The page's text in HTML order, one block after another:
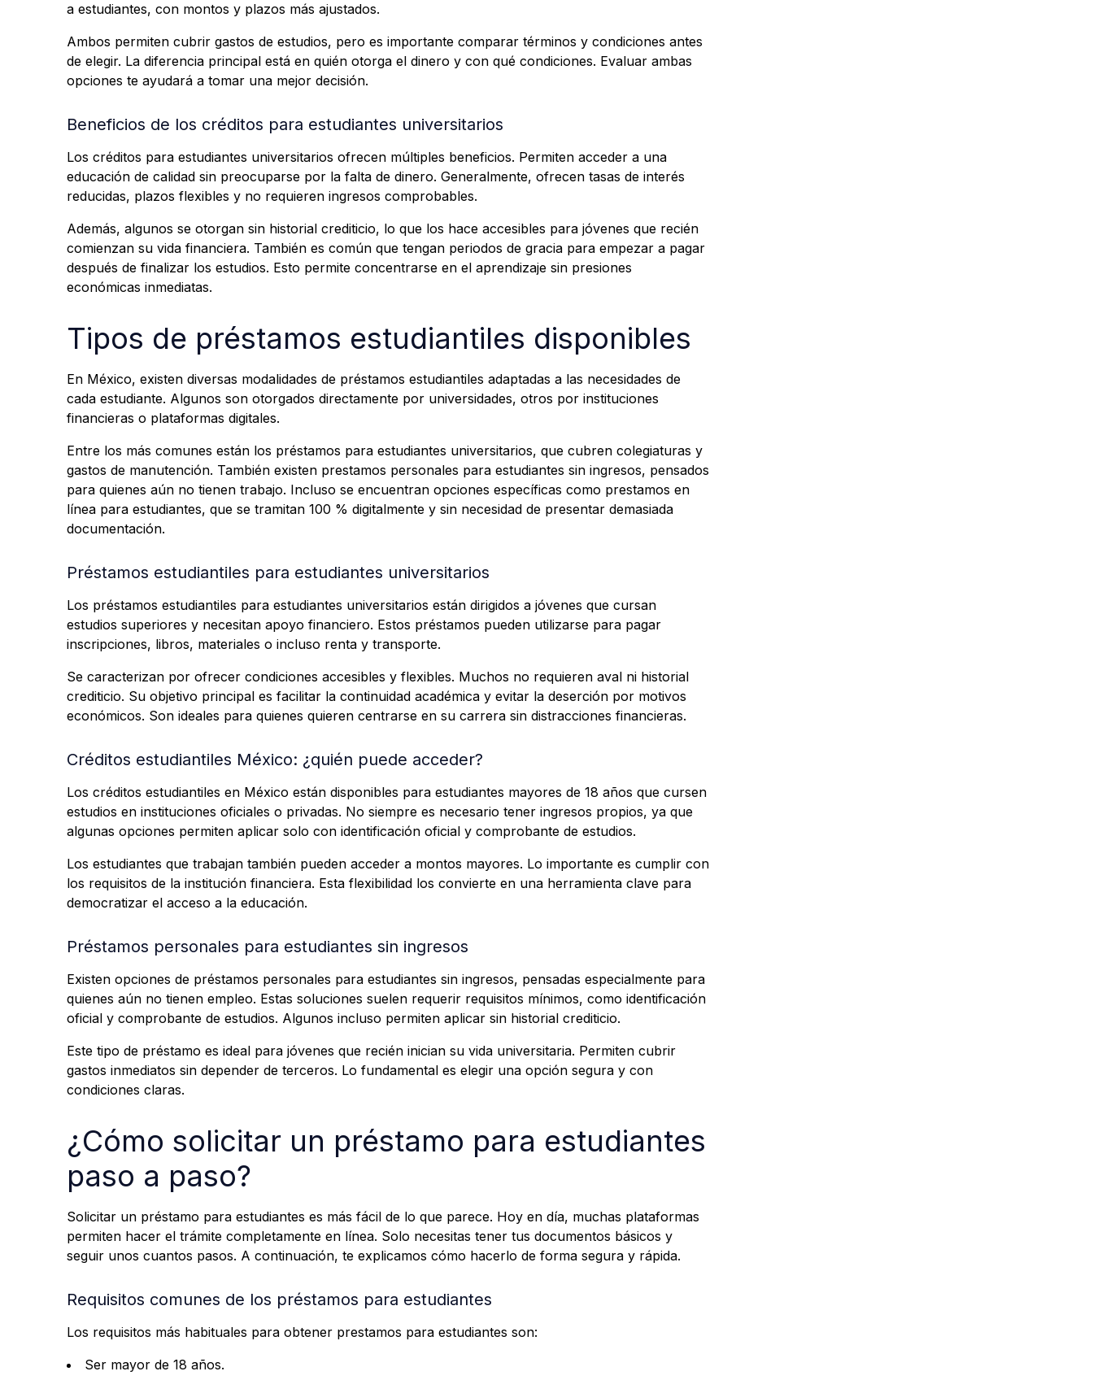
a estudiantes, con montos y plazos más ajustados.
Ambos permiten cubrir gastos de estudios, pero es importante comparar términos y condiciones antes
de elegir. La diferencia principal está en quién otorga el dinero y con qué condiciones. Evaluar ambas
opciones te ayudará a tomar una mejor decisión.
Beneficios de los créditos para estudiantes universitarios
Los créditos para estudiantes universitarios ofrecen múltiples beneficios. Permiten acceder a una
educación de calidad sin preocuparse por la falta de dinero. Generalmente, ofrecen tasas de interés
reducidas, plazos flexibles y no requieren ingresos comprobables.
Además, algunos se otorgan sin historial crediticio, lo que los hace accesibles para jóvenes que recién
comienzan su vida financiera. También es común que tengan periodos de gracia para empezar a pagar
después de finalizar los estudios. Esto permite concentrarse en el aprendizaje sin presiones
económicas inmediatas.
Tipos de préstamos estudiantiles disponibles
En México, existen diversas modalidades de préstamos estudiantiles adaptadas a las necesidades de
cada estudiante. Algunos son otorgados directamente por universidades, otros por instituciones
financieras o plataformas digitales.
Entre los más comunes están los préstamos para estudiantes universitarios, que cubren colegiaturas y
gastos de manutención. También existen prestamos personales para estudiantes sin ingresos, pensados
para quienes aún no tienen trabajo. Incluso se encuentran opciones específicas como prestamos en
línea para estudiantes, que se tramitan 100 % digitalmente y sin necesidad de presentar demasiada
documentación.
Préstamos estudiantiles para estudiantes universitarios
Los préstamos estudiantiles para estudiantes universitarios están dirigidos a jóvenes que cursan
estudios superiores y necesitan apoyo financiero. Estos préstamos pueden utilizarse para pagar
inscripciones, libros, materiales o incluso renta y transporte.
Se caracterizan por ofrecer condiciones accesibles y flexibles. Muchos no requieren aval ni historial
crediticio. Su objetivo principal es facilitar la continuidad académica y evitar la deserción por motivos
económicos. Son ideales para quienes quieren centrarse en su carrera sin distracciones financieras.
Créditos estudiantiles México: ¿quién puede acceder?
Los créditos estudiantiles en México están disponibles para estudiantes mayores de 18 años que cursen
estudios en instituciones oficiales o privadas. No siempre es necesario tener ingresos propios, ya que
algunas opciones permiten aplicar solo con identificación oficial y comprobante de estudios.
Los estudiantes que trabajan también pueden acceder a montos mayores. Lo importante es cumplir con
los requisitos de la institución financiera. Esta flexibilidad los convierte en una herramienta clave para
democratizar el acceso a la educación.
Préstamos personales para estudiantes sin ingresos
Existen opciones de préstamos personales para estudiantes sin ingresos, pensadas especialmente para
quienes aún no tienen empleo. Estas soluciones suelen requerir requisitos mínimos, como identificación
oficial y comprobante de estudios. Algunos incluso permiten aplicar sin historial crediticio.
Este tipo de préstamo es ideal para jóvenes que recién inician su vida universitaria. Permiten cubrir
gastos inmediatos sin depender de terceros. Lo fundamental es elegir una opción segura y con
condiciones claras.
¿Cómo solicitar un préstamo para estudiantes
paso a paso?
Solicitar un préstamo para estudiantes es más fácil de lo que parece. Hoy en día, muchas plataformas
permiten hacer el trámite completamente en línea. Solo necesitas tener tus documentos básicos y
seguir unos cuantos pasos. A continuación, te explicamos cómo hacerlo de forma segura y rápida.
Requisitos comunes de los préstamos para estudiantes
Los requisitos más habituales para obtener prestamos para estudiantes son:
Ser mayor de 18 años.